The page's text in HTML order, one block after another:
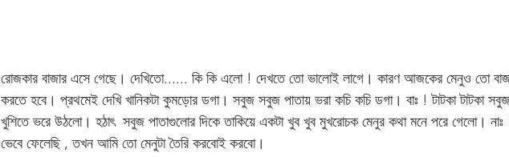
রোজকার বাজার এসে গেছে। দেখিতো...... কি কি এলো ! দেখতে তো ভালোই লাগে। কারণ আজকের মেনুও তো
করতে হবে। প্রথমেই দেখি খানিকটা কুমড়োর ডগা। সবুজ সবুজ পাতায় ভরা কচি কচি ডগা। বাঃ ! টাটকা টাটকা
খুশিতে ভরে উঠলো। হঠাৎ  সবুজ পাতাগুলোর দিকে তাকিয়ে একটা খুব খুব মুখরোচক মেনুর কথা মনে পরে গেলো।
ভেবে ফেলেছি , তখন আমি তো মেনুটা তৈরি করবোই করবো।